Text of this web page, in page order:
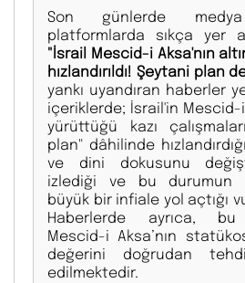
Son günlerde
platformlarda sıkça yer
"İsrail Mescid-i Aksa'nın
hızlandırıldı! Şeytani plan
yankı uyandıran haberler
içeriklerde; İsrail'in Mescid-i
yürüttüğü kazı
plan" dâhilinde
ve dini dokusunu
izlediği ve bu durumun
büyük bir infiale yol açtığı
Haberlerde ayrıca, bu
Mescid-i Aksa’nın
değerini doğrudan
edilmektedir.